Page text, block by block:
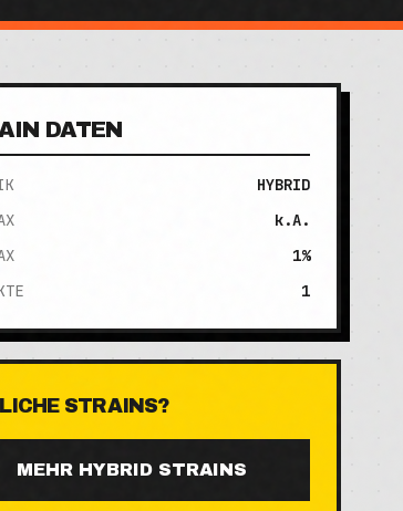
DATEN
HYBRID
k.A.
1%
1
STRAINS?
MEHR HYBRIDSTRAINS